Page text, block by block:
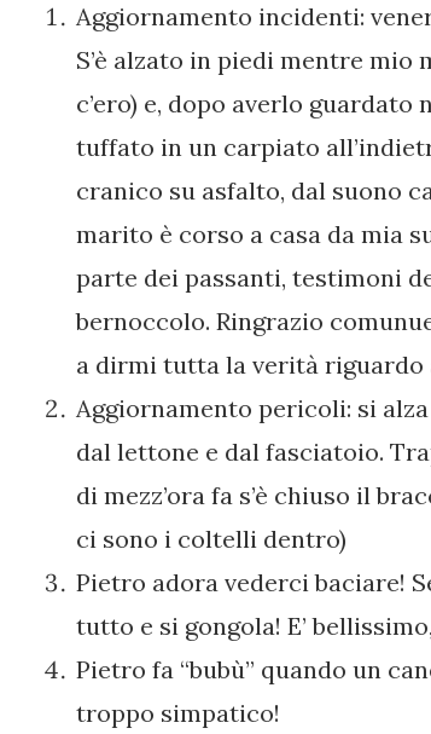
Aggiornamento incidenti:
S’è alzato in piedi mentre mio
c’ero) e, dopo averlo
tuffato in un carpiato
cranico su asfalto, dal suono
marito è corso a casa da mia
parte dei passanti, testimoni
bernoccolo. Ringrazio
a dirmi tutta la verità
Aggiornamento pericoli: si
dal lettone e dal fasciatoio.
di mezz’ora fa s’è chiuso il
ci sono i coltelli dentro)
Pietro adora vederci baciare!
tutto e si gongola! E’
Pietro fa “bubù” quando un
troppo simpatico!